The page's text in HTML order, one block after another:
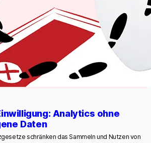
Analytics ohne
Daten
schränken das Sammeln und Nutzen von